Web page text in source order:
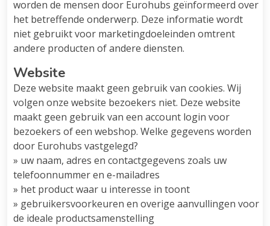
worden de mensen door Eurohubs geïnformeerd over
het betreffende onderwerp. Deze informatie wordt
niet gebruikt voor marketingdoeleinden omtrent
andere producten of andere diensten.
Website
Deze website maakt geen gebruik van cookies. Wij
volgen onze website bezoekers niet. Deze website
maakt geen gebruik van een account login voor
bezoekers of een webshop. Welke gegevens worden
door Eurohubs vastgelegd?
» uw naam, adres en contactgegevens zoals uw
telefoonnummer en e-mailadres
» het product waar u interesse in toont
» gebruikersvoorkeuren en overige aanvullingen voor
de ideale productsamenstelling